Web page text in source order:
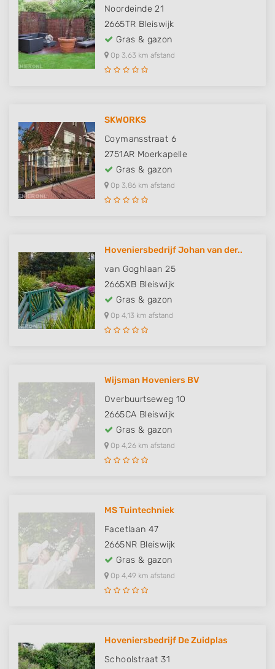
Noordeinde 21
2665TR Bleiswijk
Gras & gazon
Op 3,63 km afstand
SKWORKS
Coymansstraat 6
2751AR Moerkapelle
Gras & gazon
Op 3,86 km afstand
Hoveniersbedrijf Johan van der..
van Goghlaan 25
2665XB Bleiswijk
Gras & gazon
Op 4,13 km afstand
Wijsman Hoveniers BV
Overbuurtseweg 10
2665CA Bleiswijk
Gras & gazon
Op 4,26 km afstand
MS Tuintechniek
Facetlaan 47
2665NR Bleiswijk
Gras & gazon
Op 4,49 km afstand
Hoveniersbedrijf De Zuidplas
Schoolstraat 31